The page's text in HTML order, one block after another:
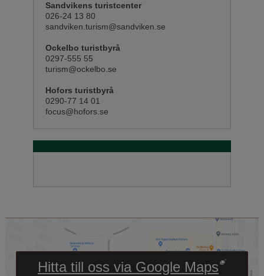
Sandvikens turistcenter
026-24 13 80
sandviken.turism@sandviken.se
Ockelbo turistbyrå
0297-555 55
turism@ockelbo.se
Hofors turistbyrå
0290-77 14 01
focus@hofors.se
Hitta till oss via Google Maps
Länk till annan